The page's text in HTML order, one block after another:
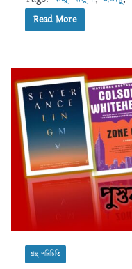
Read More
গ্রন্থ পরিচিতি